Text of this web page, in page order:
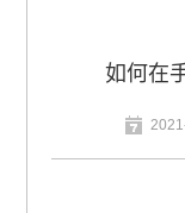
如何在